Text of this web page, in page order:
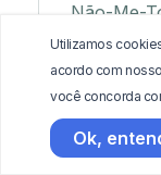
Não-Me-
Nova
Fontoura
Utilizamos
acordo com
você concorda
Ok,